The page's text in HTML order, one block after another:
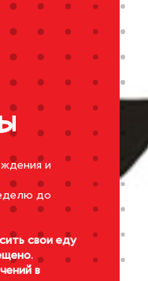
и
до
свои еду
в